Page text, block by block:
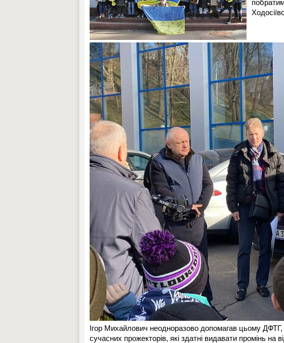
Ігор Михайлович неодноразово допомагав цьому
сучасних прожекторів, які здатні видавати промінь на